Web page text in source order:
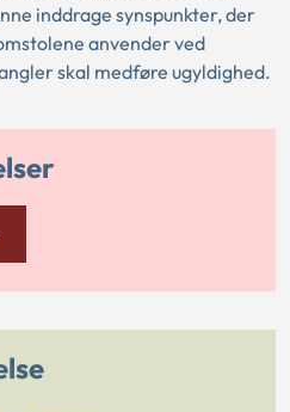
inddrage synspunkter, der
anvender ved
skal medføre ugyldighed.